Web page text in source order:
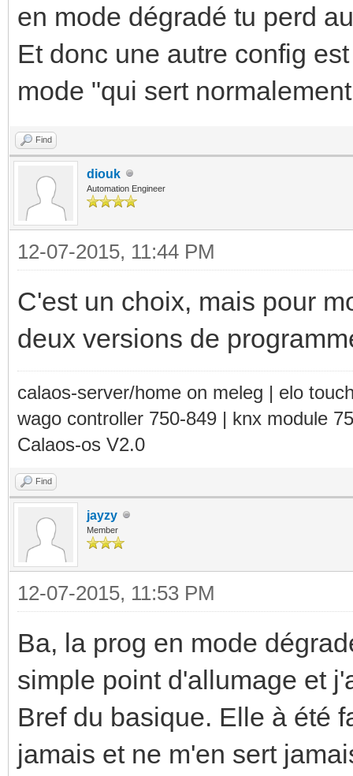
en mode dégradé tu perd
Et donc une autre config
mode "qui sert
Find
diouk
Automation Engineer
12-07-2015, 11:44 PM
C'est un choix, mais pour
deux versions de
calaos-server/home on meleg | elo
wago controller 750-849 | knx module
Calaos-os V2.0
Find
jayzy
Member
12-07-2015, 11:53 PM
Ba, la prog en mode
simple point d'allumage et
Bref du basique. Elle à été
jamais et ne m'en sert